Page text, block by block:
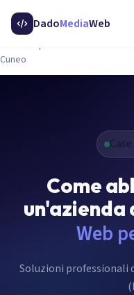
DadoMediaWeb
Home
Servizi
Sito Web per Ristoranti
Cuneo
Come
un'azienda
Web
Soluzioni professionali